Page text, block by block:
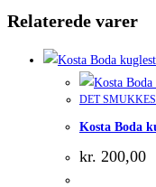
Relaterede varer
DET
Kosta Boda
kr. 200,00